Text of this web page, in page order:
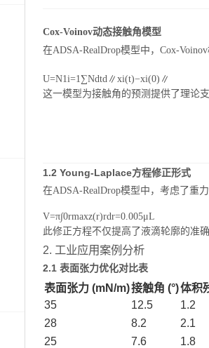
表面清洁度分析仪
Cox-Voinov动态接触角模型
在ADSA-RealDrop模型中，Cox-
U=N1i=1∑Ndtd∥ xi(t)−xi(0) ∥
这一模型为接触角的预测提供了理论
1.2 Young-Laplace方程修正形式
在ADSA-RealDrop模型中，考虑了重
V=π∫0rmaxz(r)rdr=0.005μL
此修正方程不仅提高了液滴轮廓的准
2. 工业应用案例分析
2.1 表面张力优化对比表
表面张力 (mN/m)接触角 (°)体积
35
12.5 1.2
28
8.2 2.1
25
7.6 1.8